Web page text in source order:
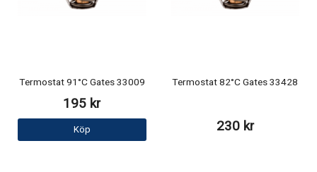
Termostat 91°C Gates 33009
195 kr
Köp
Termostat 82°C Gates 33428
230 kr